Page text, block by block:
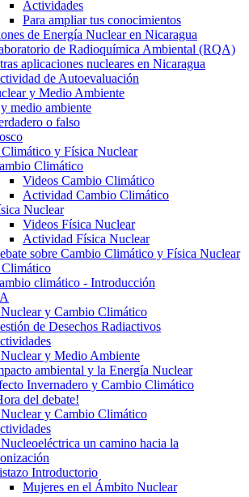
Actividades
Para ampliar tus conocimientos
de Energía Nuclear en Nicaragua
de Radioquímica Ambiental (RQA)
aplicaciones nucleares en Nicaragua
de Autoevaluación
y Medio Ambiente
medio ambiente
o falso
y Física Nuclear
Climático
Videos Cambio Climático
Actividad Cambio Climático
Nuclear
Videos Física Nuclear
Actividad Física Nuclear
sobre Cambio Climático y Física Nuclear
climático - Introducción
y Cambio Climático
de Desechos Radiactivos
y Medio Ambiente
ambiental y la Energía Nuclear
Invernadero y Cambio Climático
del debate!
y Cambio Climático
un camino hacia la
Introductorio
Mujeres en el Ámbito Nuclear